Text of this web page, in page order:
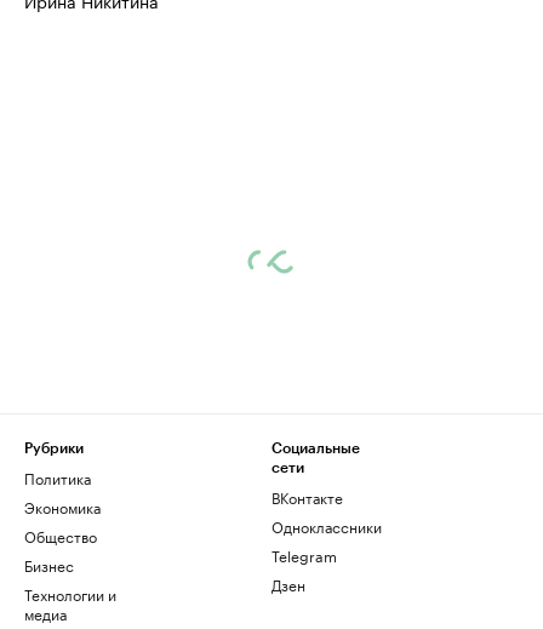
Рубрики
Политика
Экономика
Общество
Бизнес
Технологии и
медиа
Социальные
сети
ВКонтакте
Одноклассники
Telegram
Дзен